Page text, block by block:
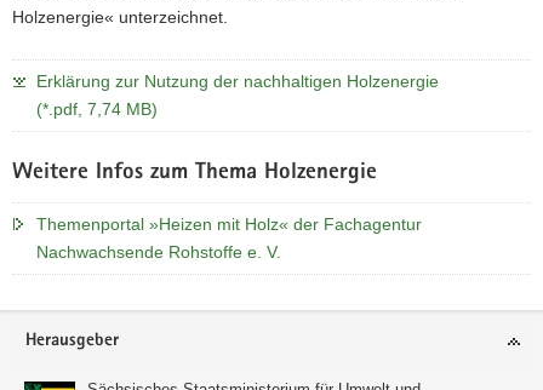
t
Holzenergie« unterzeichnet.
Erklärung zur Nutzung der nachhaltigen Holzenergie
(*.pdf, 7,74 MB)
Weitere Infos zum Thema Holzenergie
Themenportal »Heizen mit Holz« der Fachagentur
Nachwachsende Rohstoffe e. V.
Footer-
Herausgeber